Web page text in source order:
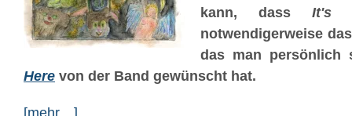
kann, dass It's
notwendigerweise
das man
Here von der Band gewünscht hat.
[mehr…]